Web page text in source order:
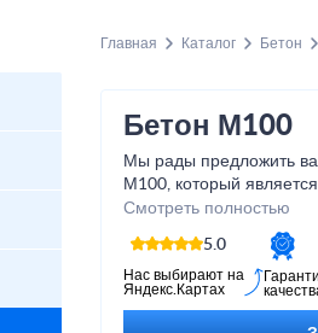
Главная Каталог Бетон
Бетон М100
Мы рады предложить
М100, который
строительства
отличается
что делает его
проектов любого
бетон соответствует
Смотреть полностью
5.0
Нас выбирают на
Яндекс.Картах